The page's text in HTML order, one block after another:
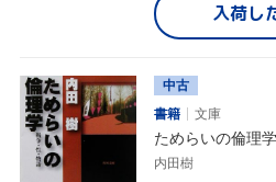
入荷し
中古
書籍
文庫
ためらいの倫理
内田樹